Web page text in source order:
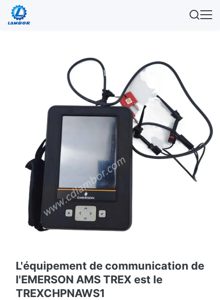
L'équipement de communication de
l'EMERSON AMS TREX est le
TREXCHPNAWS1